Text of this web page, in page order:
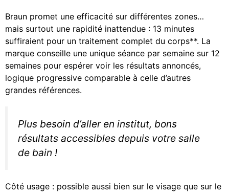
Braun promet une efficacité sur différentes zones…
mais surtout une rapidité inattendue : 13 minutes
suffiraient pour un traitement complet du corps**. La
marque conseille une unique séance par semaine sur 12
semaines pour espérer voir les résultats annoncés,
logique progressive comparable à celle d’autres
grandes références.
Plus besoin d’aller en institut, bons
résultats accessibles depuis votre salle
de bain !
Côté usage : possible aussi bien sur le visage que sur le